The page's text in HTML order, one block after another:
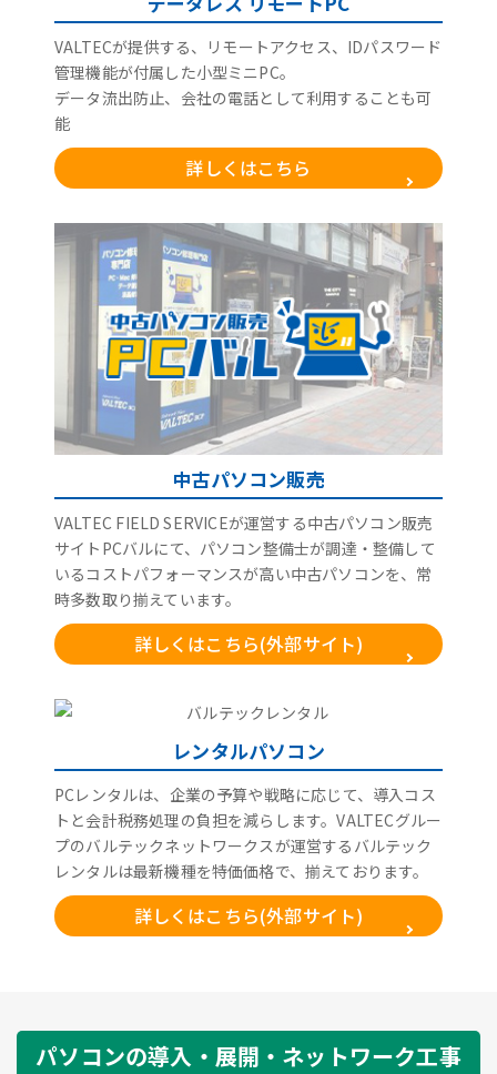
VALTECが提供する、リモートアクセス、IDパスワード
管理機能が付属した小型ミニPC。
データ流出防止、会社の電話として利用することも可
能
詳しくはこちら
中古パソコン販売
VALTEC FIELD SERVICEが運営する中古パソコン販売
サイトPCバルにて、パソコン整備士が調達・整備して
いるコストパフォーマンスが高い中古パソコンを、常
時多数取り揃えています。
詳しくはこちら(外部サイト)
レンタルパソコン
PCレンタルは、企業の予算や戦略に応じて、導入コス
トと会計税務処理の負担を減らします。VALTECグルー
プのバルテックネットワークスが運営するバルテック
レンタルは最新機種を特価価格で、揃えております。
詳しくはこちら(外部サイト)
パソコンの導入・展開・ネットワーク工事